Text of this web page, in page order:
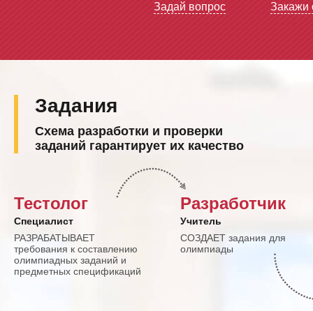
Задай вопрос Закажи
Задания
Схема разработки и проверки
заданий гарантирует их качество
Тестолог
Специалист
РАЗРАБАТЫВАЕТ
требования к составлению
олимпиадных заданий и
предметных спецификаций
Разработчик
Учитель
СОЗДАЕТ задания для
олимпиады